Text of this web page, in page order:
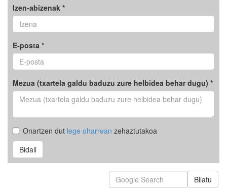
Izen-abizenak *
E-posta *
Mezua (txartela galdu baduzu zure helbidea behar dugu) *
Onartzen dut lege oharrean zehaztutakoa
Bidali
Bilatu